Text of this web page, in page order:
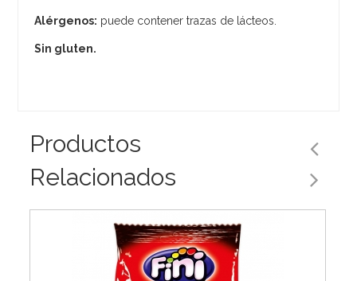
Alérgenos: puede contener trazas de lácteos.
Sin gluten.
Productos
Relacionados